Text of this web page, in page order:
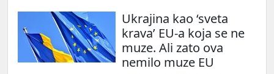
Ukrajina kao ‘sveta
krava’ EU-a koja se ne
muze. Ali zato ova
nemilo muze EU